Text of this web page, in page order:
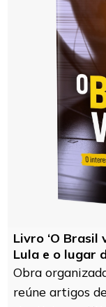
Livro ‘O Brasil
Lula e o lugar
Obra
reúne artigos